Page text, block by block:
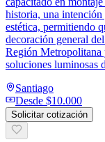
historia, una intención
estética, permitiendo
decoración general
Región Metropolitana
soluciones luminosas
Santiago
Desde $10.000
Solicitar cotización